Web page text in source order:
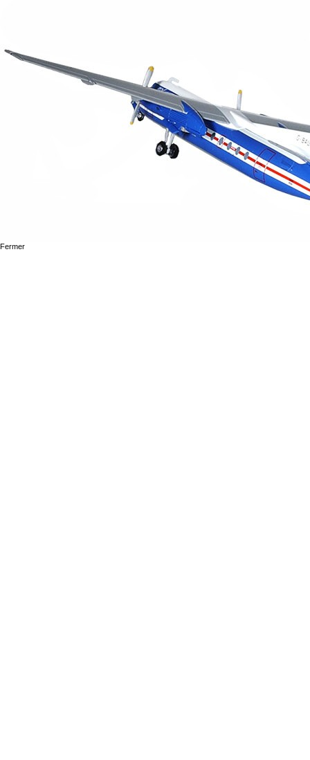
Fermer